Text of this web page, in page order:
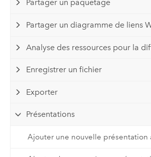
Partager un paquetage
Partager un diagramme de liens
Analyse des ressources pour la
Enregistrer un fichier
Exporter
Présentations
Ajouter une nouvelle présentation